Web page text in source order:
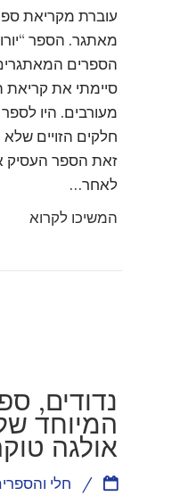
עוברת מקריאת
מאתגר. הספר
הספרים
סיימתי את
מעורבים. היו
חלקים הזויים
זאת הספר העסיק
לאחר…
המשיכו לקרוא
נדודים,
המיוחד
אולגה
חלי
/